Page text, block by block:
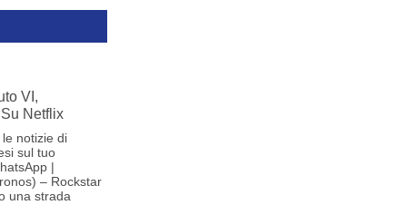
VI,
Netflix
notizie di
sul tuo
|
– Rockstar
una strada